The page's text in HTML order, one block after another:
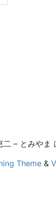
– とみやま
Theme &